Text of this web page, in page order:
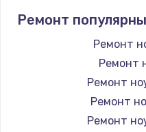
Ремонт
Ремонт
Ремонт
Ремонт
Ремонт
Ремонт